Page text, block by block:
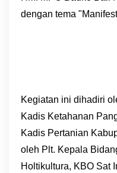
dengan tema
Kegiatan ini dihadiri
Kadis Ketahanan
Kadis Pertanian
oleh Plt. Kepala
Holtikultura, KBO Sat